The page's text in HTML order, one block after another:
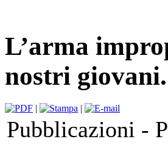
L’arma
nostri giovani.
| |
Pubblicazioni -